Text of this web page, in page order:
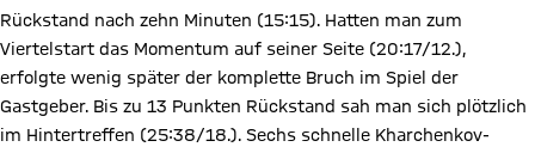
Rückstand nach zehn Minuten (15:15). Hatten man zum
Viertelstart das Momentum auf seiner Seite (20:17/12.),
erfolgte wenig später der komplette Bruch im Spiel der
Gastgeber. Bis zu 13 Punkten Rückstand sah man sich plötzlich
im Hintertreffen (25:38/18.). Sechs schnelle Kharchenkov-